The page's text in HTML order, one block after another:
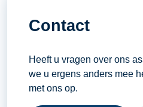
Contact
Heeft u vragen over ons
we u ergens anders mee
met ons op.